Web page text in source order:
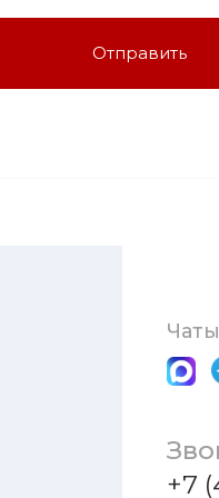
Отправить
+7